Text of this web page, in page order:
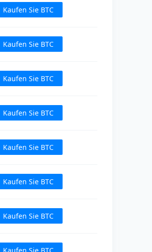
Kaufen Sie BTC
Kaufen Sie BTC
Kaufen Sie BTC
Kaufen Sie BTC
Kaufen Sie BTC
Kaufen Sie BTC
Kaufen Sie BTC